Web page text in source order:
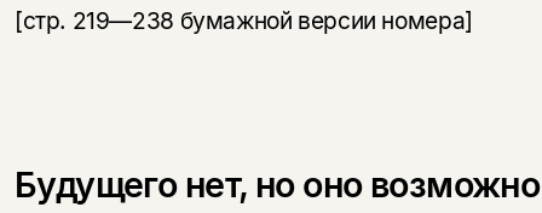
[стр. 219—238 бумажной версии номера]
Будущего нет, но оно возможно